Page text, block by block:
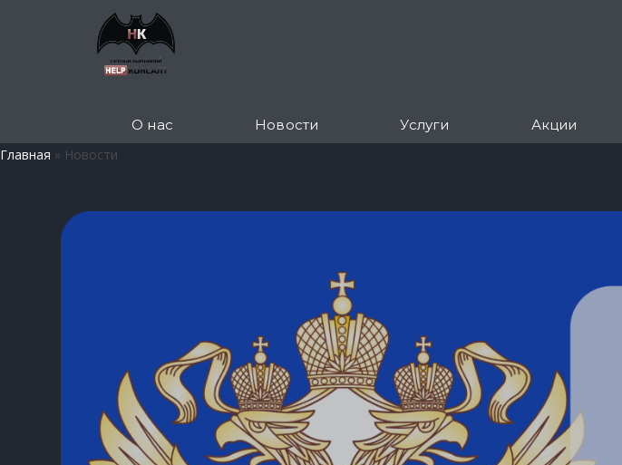
О нас Новости Услуги Акции
Главная » Новости